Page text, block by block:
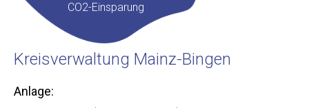
CO2-Einsparung
Kreisverwaltung Mainz-Bingen
Anlage: